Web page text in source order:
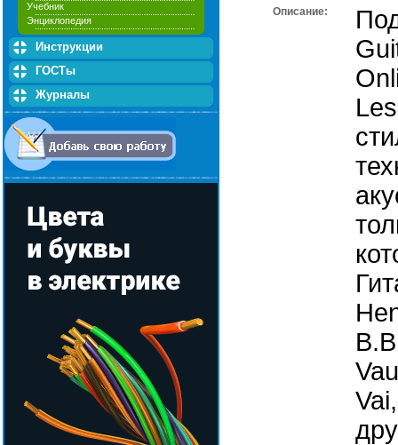
Учебник
Энциклопедия
Инструкции
ГОСТы
Журналы
Описание: